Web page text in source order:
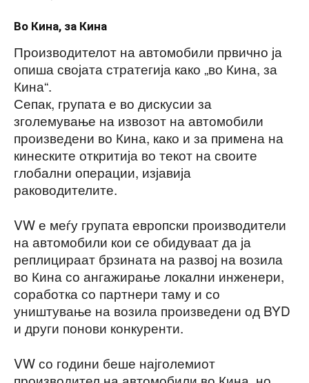
Во Кина, за Кина
Производителот на автомобили првично ја
опиша својата стратегија како „во Кина, за
Кина“.
Сепак, групата е во дискусии за
зголемување на извозот на автомобили
произведени во Кина, како и за примена на
кинеските откритија во текот на своите
глобални операции, изјавија
раководителите.
VW е меѓу групата европски производители
на автомобили кои се обидуваат да ја
реплицираат брзината на развој на возила
во Кина со ангажирање локални инженери,
соработка со партнери таму и со
уништување на возила произведени од BYD
и други понови конкуренти.
VW со години беше најголемиот